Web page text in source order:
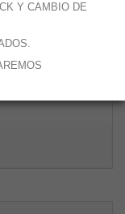
Y CAMBIO DE